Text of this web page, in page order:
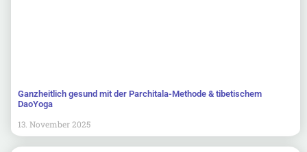
Ganzheitlich gesund mit der Parchitala-Methode & tibetischem
DaoYoga
13. November 2025